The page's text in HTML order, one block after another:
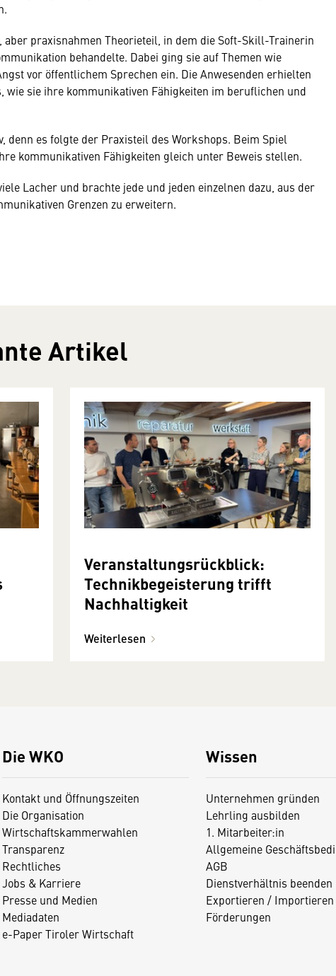
praxisnahmen Theorieteil, in dem die Soft-Skill-Trainerin
behandelte. Dabei ging sie auf Themen wie
vor öffentlichem Sprechen ein. Die Anwesenden erhielten
sie ihre kommunikativen Fähigkeiten im beruflichen und
denn es folgte der Praxisteil des Workshops. Beim Spiel
kommunikativen Fähigkeiten gleich unter Beweis stellen.
Lacher und brachte jede und jeden einzelnen dazu, aus der
Grenzen zu erweitern.
Artikel
Veranstaltungsrückblick:
Technikbegeisterung trifft
Nachhaltigkeit
Weiterlesen
Die WKO
Kontakt und Öffnungszeiten
Die Organisation
Wirtschaftskammerwahlen
Transparenz
Rechtliches
Jobs & Karriere
Presse und Medien
Mediadaten
e-Paper Tiroler Wirtschaft
Wissen
Unternehmen gründen
Lehrling ausbilden
1. Mitarbeiter:in
Allgemeine
AGB
Dienstverhältnis beenden
Exportieren / Importieren
Förderungen